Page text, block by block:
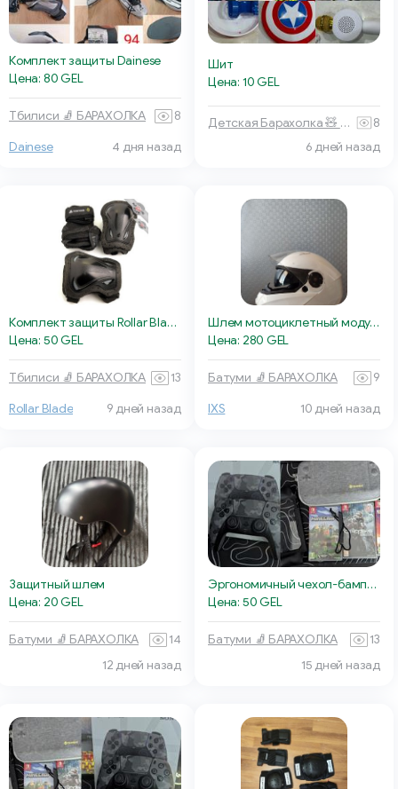
Комплект защиты Dainese
Цена: 80 GEL
Тбилиси 🧦 БАРАХОЛКА 8
Dainese 4 дня назад
Шит
Цена: 10 GEL
Детская Барахолка 🧸 Батуми
8
6 дней назад
Комплект защиты Rollar Blade
Цена: 50 GEL
Тбилиси 🧦 БАРАХОЛКА 13
Rollar Blade 9 дней назад
Шлем мотоциклетный модуляр iXS HX 300 1.0
Цена: 280 GEL
Батуми 🧦 БАРАХОЛКА 9
IXS 10 дней назад
Защитный шлем
Цена: 20 GEL
Батуми 🧦 БАРАХОЛКА
14
12 дней назад
Эргономичный чехол-бампер для OLED
Цена: 50 GEL
Батуми 🧦 БАРАХОЛКА
13
15 дней назад